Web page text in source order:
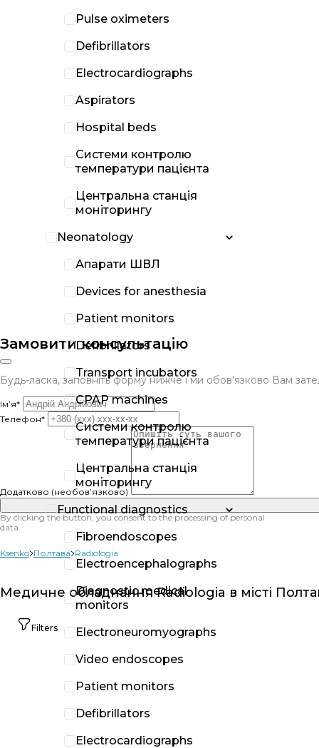
Замовити консультацію
Будь-ласка, заповніть форму нижче і ми обов'язково Вам
Ім’я*
Телефон*
Додатково (необов’язково)
By clicking the button, you consent to the processing of personal
data
Ksenko Полтава Radiologia
Медичне обладнання Radiologia в місті
Filters
Pulse oximeters
Defibrillators
Electrocardiographs
Aspirators
Hospital beds
Системи контролю
температури пацієнта
Центральна станція
моніторингу
Neonatology
Апарати ШВЛ
Devices for anesthesia
Patient monitors
Defibrillators
Transport incubators
CPAP machines
Системи контролю
температури пацієнта
Центральна станція
моніторингу
Functional diagnostics
Fibroendoscopes
Electroencephalographs
Diagnostic medical
monitors
Electroneuromyographs
Video endoscopes
Patient monitors
Defibrillators
Electrocardiographs